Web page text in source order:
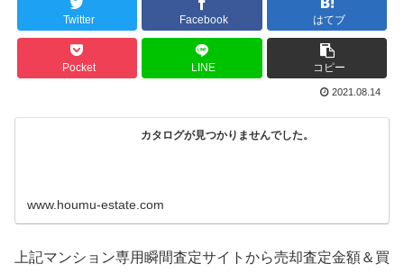
Twitter Facebook はてブ
Pocket LINE コピー
2021.08.14
カタログが見つかりませんでした。
www.houmu-estate.com
上記マンション専用瞬間査定サイトから売却査定金額＆買